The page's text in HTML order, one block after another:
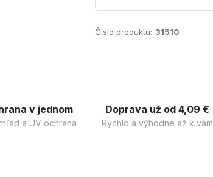
Číslo produktu: 31510
v jednom
a UV ochrana
Doprava už od 4,09 €
Rýchlo a výhodne až k vám